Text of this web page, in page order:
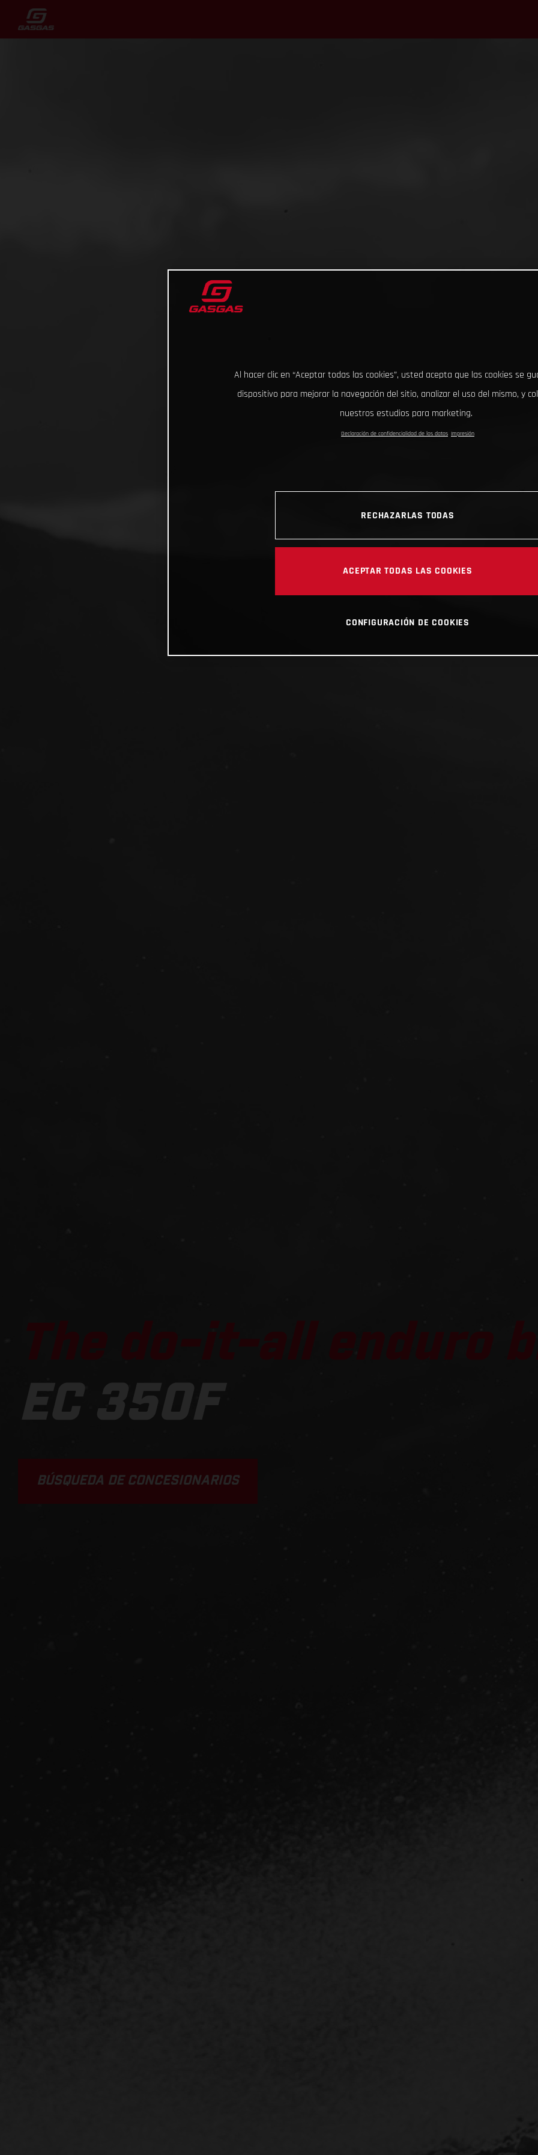
The do-it-all enduro
EC 350F
BÚSQUEDA DE CONCESIONARIOS
Al hacer clic en “Aceptar todas las cookies”, usted acepta que las cookies se
dispositivo para mejorar la navegación del sitio, analizar el uso del mismo, y
nuestros estudios para marketing.
Declaración de confidencialidad de los datos Impresión
RECHAZARLAS TODAS
ACEPTAR TODAS LAS COOKIES
CONFIGURACIÓN DE COOKIES